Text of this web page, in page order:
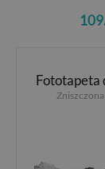
Fototapeta